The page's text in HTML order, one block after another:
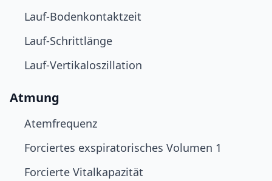
Lauf-Bodenkontaktzeit
Lauf-Schrittlänge
Lauf-Vertikaloszillation
Atmung
Atemfrequenz
Forciertes exspiratorisches Volumen 1
Forcierte Vitalkapazität